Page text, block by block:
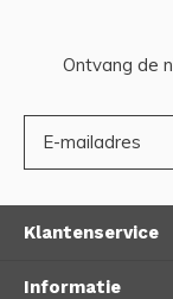
Ontvang de
Klantenservice
Informatie